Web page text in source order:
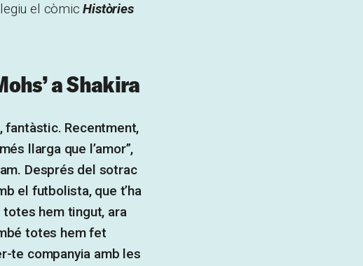
el còmic Històries
a Shakira
fantàstic. Recentment,
llarga que l’amor”,
Després del sotrac
el futbolista, que t’ha
hem tingut, ara
totes hem fet
te companyia amb les